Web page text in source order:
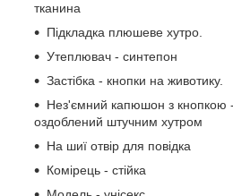
тканина
Підкладка плюшеве хутро.
Утеплювач - синтепон
Застібка - кнопки на животику.
Нез'ємний капюшон з кнопкою
оздоблений штучним хутром
На шиї отвір для повідка
Комірець - стійка